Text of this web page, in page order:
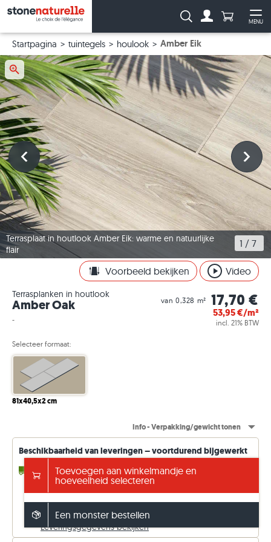
MENU
Zoeken: Aantal
Startpagina tuintegels houlook Amber Eik
Terrasplaat in houtlook Amber Eik: warme en natuurlijke
flair
1 / 7
Voorbeeld bekijken Video
Terrasplanken in houtlook
Amber Oak
-
van 0,328 m² 17,70 €
53,95€/m²
incl. 21% BTW
Selecteer formaat:
81x40,5x2 cm
Info - Verpakking/gewicht tonen
Beschikbaarheid van leveringen – voortdurend bijgewerkt
2 - 3 Weken tot 788,96 m² (in de toevoer)
14 - 15 Weken willekeurige m² (af fabriek)
Gratis verzending vanaf €5000
anders 149 €. Prijzen incl. 21% btw.
Leveringsgegevens bekijken
Toevoegen aan winkelmandje en
hoeveelheid selecteren
Een monster bestellen